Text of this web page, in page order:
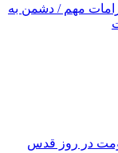
مهم / دشمن به